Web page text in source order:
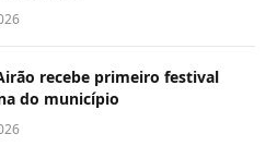
recebe primeiro festival
do município